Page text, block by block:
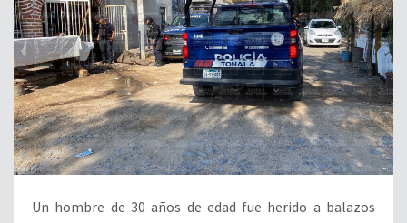
Un hombre de 30 años de edad fue herido a balazos